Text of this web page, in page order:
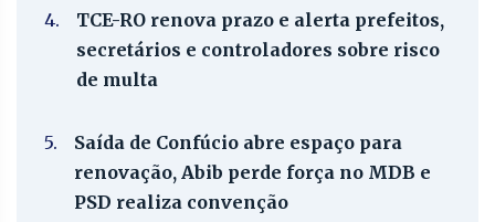
4.
TCE-RO renova prazo e alerta prefeitos,
secretários e controladores sobre risco
de multa
5.
Saída de Confúcio abre espaço para
renovação, Abib perde força no MDB e
PSD realiza convenção